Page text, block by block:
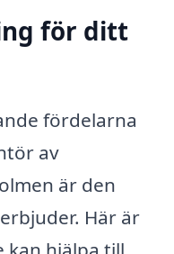
för ditt
fördelarna
av
är den
Här är